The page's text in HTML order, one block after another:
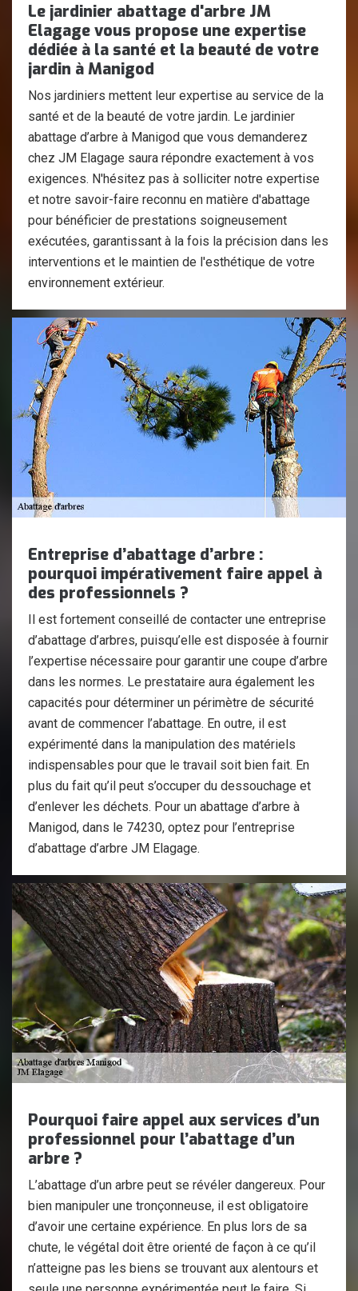
Le jardinier abattage d'arbre JM
Elagage vous propose une expertise
dédiée à la santé et la beauté de votre
jardin à Manigod
Nos jardiniers mettent leur expertise au service de la
santé et de la beauté de votre jardin. Le jardinier
abattage d’arbre à Manigod que vous demanderez
chez JM Elagage saura répondre exactement à vos
exigences. N'hésitez pas à solliciter notre expertise
et notre savoir-faire reconnu en matière d'abattage
pour bénéficier de prestations soigneusement
exécutées, garantissant à la fois la précision dans les
interventions et le maintien de l'esthétique de votre
environnement extérieur.
Entreprise d’abattage d’arbre :
pourquoi impérativement faire appel à
des professionnels ?
Il est fortement conseillé de contacter une entreprise
d’abattage d’arbres, puisqu’elle est disposée à fournir
l’expertise nécessaire pour garantir une coupe d’arbre
dans les normes. Le prestataire aura également les
capacités pour déterminer un périmètre de sécurité
avant de commencer l’abattage. En outre, il est
expérimenté dans la manipulation des matériels
indispensables pour que le travail soit bien fait. En
plus du fait qu’il peut s’occuper du dessouchage et
d’enlever les déchets. Pour un abattage d’arbre à
Manigod, dans le 74230, optez pour l’entreprise
d’abattage d’arbre JM Elagage.
Pourquoi faire appel aux services d’un
professionnel pour l’abattage d’un
arbre ?
L’abattage d’un arbre peut se révéler dangereux. Pour
bien manipuler une tronçonneuse, il est obligatoire
d’avoir une certaine expérience. En plus lors de sa
chute, le végétal doit être orienté de façon à ce qu’il
n’atteigne pas les biens se trouvant aux alentours et